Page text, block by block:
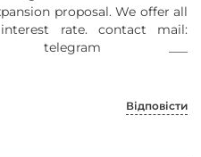
proposal. We offer all
rate. contact mail:
telegram ___
Відповісти